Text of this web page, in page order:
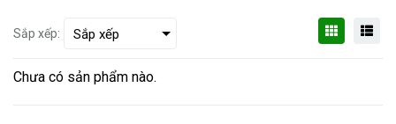
Sắp xếp:
Chưa có sản phẩm nào.